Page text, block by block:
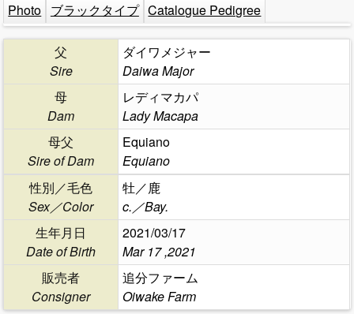
Photo ブラックタイプ Catalogue Pedigree
父
Sire
ダイワメジャー
Daiwa Major
母
Dam
レディマカパ
Lady Macapa
母父
Sire of Dam
Equiano
Equiano
性別／毛色
Sex／Color
牡／鹿
c.／Bay.
生年月日
Date of Birth
2021/03/17
Mar 17 ,2021
販売者
Consigner
追分ファーム
Oiwake Farm